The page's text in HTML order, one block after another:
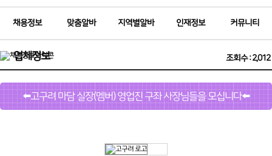
채용정보 맞춤알바 지역별알바 인재정보 커뮤니티
업체정보 조회수 : 2,012
⬅️고구려 마담 실장(멤버) 영업진 구좌 사장님들을 모십니다⬅️